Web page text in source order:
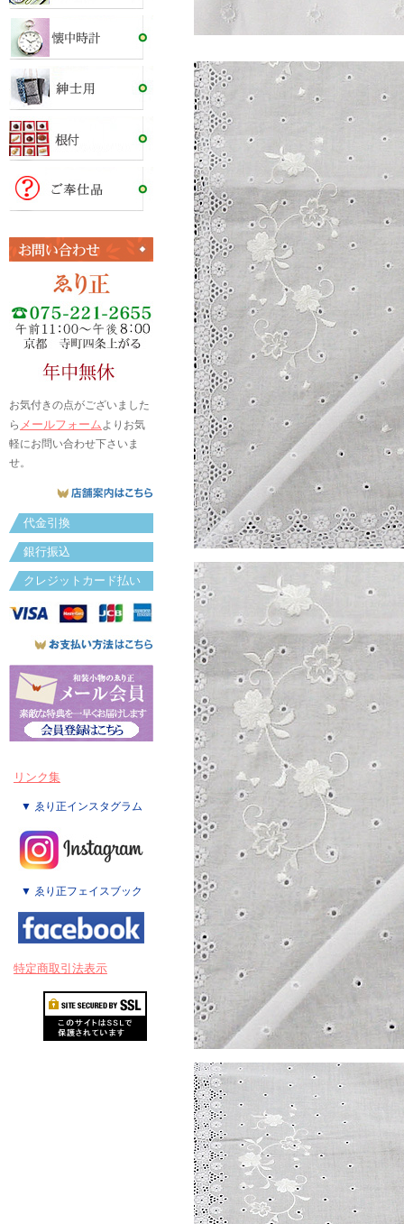
お気付きの点がございました
ら メールフォームよりお気
軽にお問い合わせ下さいま
せ。
代金引換
銀行振込
クレジットカード払い
リンク集
▼ ゑり正インスタグラム
▼ ゑり正フェイスブック
特定商取引法表示